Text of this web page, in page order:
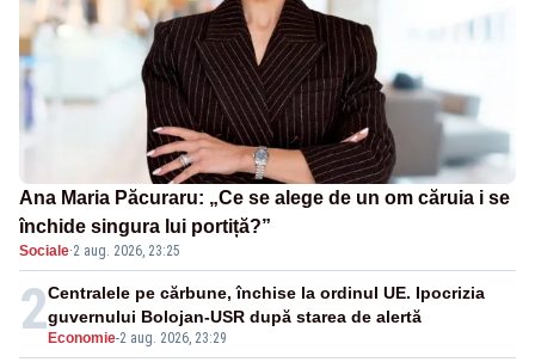
Ana Maria Păcuraru: „Ce se alege de un om căruia i se
închide singura lui portiță?”
Sociale·2 aug. 2026, 23:25
2 Economie-2 aug. 2026, 23:29
Centralele pe cărbune, închise la ordinul UE. Ipocrizia
guvernului Bolojan-USR după starea de alertă